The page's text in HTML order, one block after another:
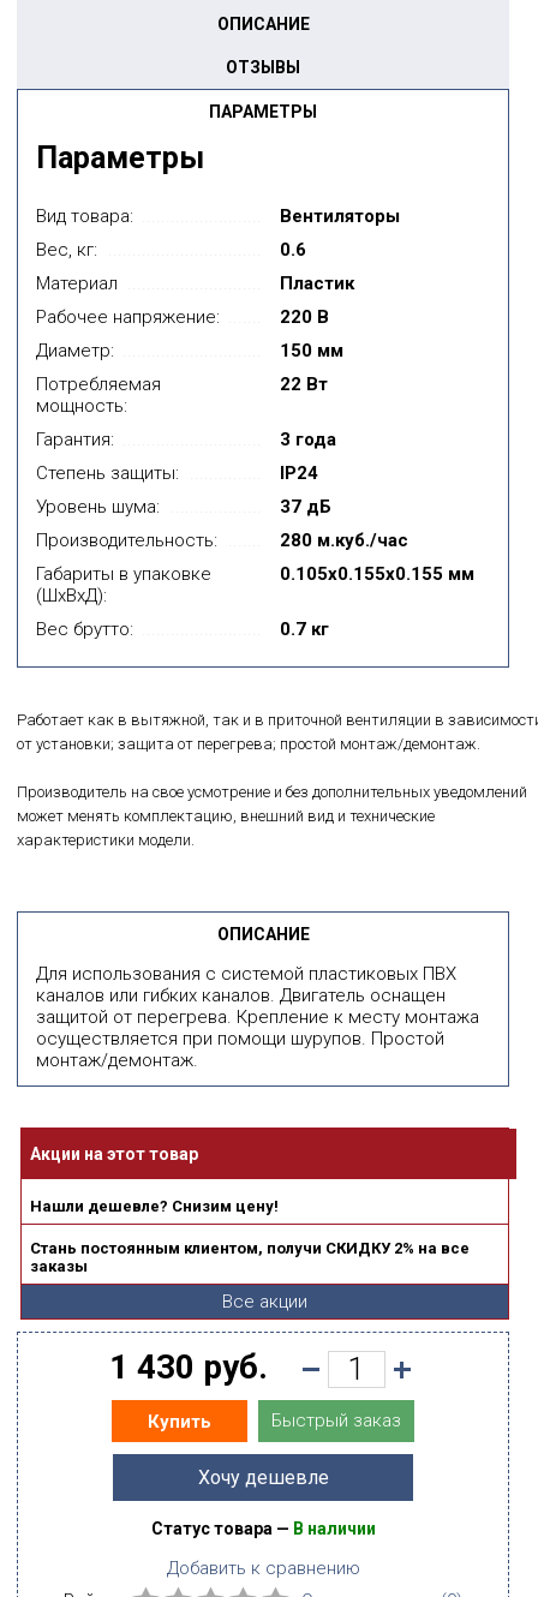
ПАРАМЕТРЫ
ОПИСАНИЕ
ОТЗЫВЫ
Параметры
Вид товара:
Вентиляторы
Вес, кг:
0.6
Материал
Пластик
Рабочее напряжение:
220 В
Диаметр:
150 мм
Потребляемая
мощность:
22 Вт
Гарантия:
3 года
Степень защиты:
IP24
Уровень шума:
37 дБ
Производительность:
280 м.куб./час
Габариты в упаковке
(ШхВхД):
0.105x0.155x0.155 мм
Вес брутто: 0.7 кг
Работает как в вытяжной, так и в приточной вентиляции в
от установки; защита от перегрева; простой монтаж/демонтаж.
Производитель на свое усмотрение и без дополнительных уведомлений
может менять комплектацию, внешний вид и технические
характеристики модели.
ОПИСАНИЕ
Для использования с системой пластиковых ПВХ
каналов или гибких каналов. Двигатель оснащен
защитой от перегрева. Крепление к месту монтажа
осуществляется при помощи шурупов. Простой
монтаж/демонтаж.
Акции на этот товар
Нашли дешевле? Снизим цену!
Стань постоянным клиентом, получи СКИДКУ 2% на все
заказы
Все акции
1 430 руб.
Купить Быстрый заказ
Хочу дешевле
Статус товара — В наличии
Добавить к сравнению